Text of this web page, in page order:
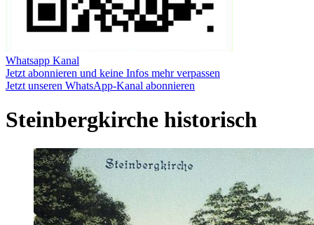
Whatsapp Kanal
Jetzt abonnieren und keine Infos mehr verpassen
Jetzt unseren WhatsApp-Kanal abonnieren
Steinbergkirche historisch